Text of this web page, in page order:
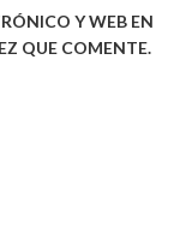
Y WEB EN
QUE COMENTE.